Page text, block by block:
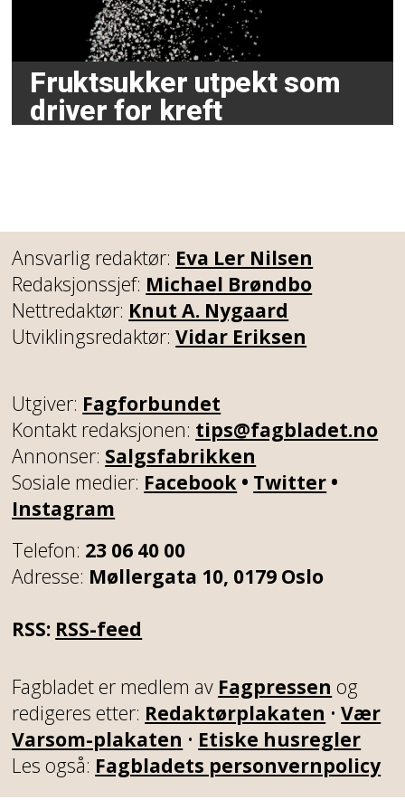
Fruktsukker utpekt som
driver for kreft
Ansvarlig redaktør: Eva Ler Nilsen
Redaksjonssjef: Michael Brøndbo
Nettredaktør: Knut A. Nygaard
Utviklingsredaktør:Vidar Eriksen
Utgiver: Fagforbundet
Kontakt redaksjonen: tips@fagbladet.no
Annonser: Salgsfabrikken
Sosiale medier: Facebook • Twitter •
Instagram
Telefon: 23 06 40 00
Adresse: Møllergata 10, 0179 Oslo
RSS: RSS-feed
Fagbladet er medlem av Fagpressen og
redigeres etter: Redaktørplakaten • Vær
Varsom-plakaten • Etiske husregler
Les også: Fagbladets personvernpolicy